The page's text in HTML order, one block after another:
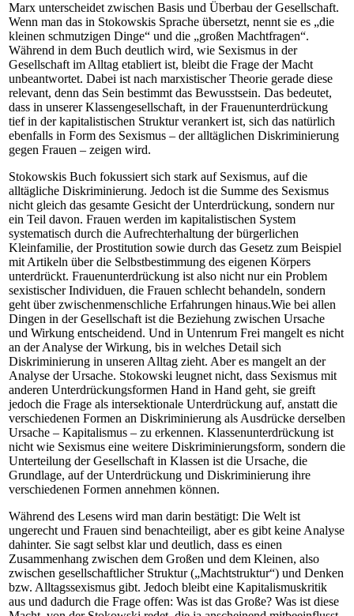
Marx unterscheidet zwischen Basis und Überbau der Gesellschaft.
Wenn man das in Stokowskis Sprache übersetzt, nennt sie es „die
kleinen schmutzigen Dinge“ und die „großen Machtfragen“.
Während in dem Buch deutlich wird, wie Sexismus in der
Gesellschaft im Alltag etabliert ist, bleibt die Frage der Macht
unbeantwortet. Dabei ist nach marxistischer Theorie gerade diese
relevant, denn das Sein bestimmt das Bewusstsein. Das bedeutet,
dass in unserer Klassengesellschaft, in der Frauenunterdrückung
tief in der kapitalistischen Struktur verankert ist, sich das natürlich
ebenfalls in Form des Sexismus – der alltäglichen Diskriminierung
gegen Frauen – zeigen wird.
Stokowskis Buch fokussiert sich stark auf Sexismus, auf die
alltägliche Diskriminierung. Jedoch ist die Summe des Sexismus
nicht gleich das gesamte Gesicht der Unterdrückung, sondern nur
ein Teil davon. Frauen werden im kapitalistischen System
systematisch durch die Aufrechterhaltung der bürgerlichen
Kleinfamilie, der Prostitution sowie durch das Gesetz zum Beispiel
mit Artikeln über die Selbstbestimmung des eigenen Körpers
unterdrückt. Frauenunterdrückung ist also nicht nur ein Problem
sexistischer Individuen, die Frauen schlecht behandeln, sondern
geht über zwischenmenschliche Erfahrungen hinaus.Wie bei allen
Dingen in der Gesellschaft ist die Beziehung zwischen Ursache
und Wirkung entscheidend. Und in Untenrum Frei mangelt es nicht
an der Analyse der Wirkung, bis in welches Detail sich
Diskriminierung in unseren Alltag zieht. Aber es mangelt an der
Analyse der Ursache. Stokowski leugnet nicht, dass Sexismus mit
anderen Unterdrückungsformen Hand in Hand geht, sie greift
jedoch die Frage als intersektionale Unterdrückung auf, anstatt die
verschiedenen Formen an Diskriminierung als Ausdrücke derselben
Ursache – Kapitalismus – zu erkennen. Klassenunterdrückung ist
nicht wie Sexismus eine weitere Diskriminierungsform, sondern die
Unterteilung der Gesellschaft in Klassen ist die Ursache, die
Grundlage, auf der Unterdrückung und Diskriminierung ihre
verschiedenen Formen annehmen können.
Während des Lesens wird man darin bestätigt: Die Welt ist
ungerecht und Frauen sind benachteiligt, aber es gibt keine Analyse
dahinter. Sie sagt selbst klar und deutlich, dass es einen
Zusammenhang zwischen dem Großen und dem Kleinen, also
zwischen gesellschaftlicher Struktur („Machtstruktur“) und Denken
bzw. Alltagssexismus gibt. Jedoch bleibt eine Kapitalismuskritik
aus und dadurch die Frage offen: Was ist das Große? Was ist diese